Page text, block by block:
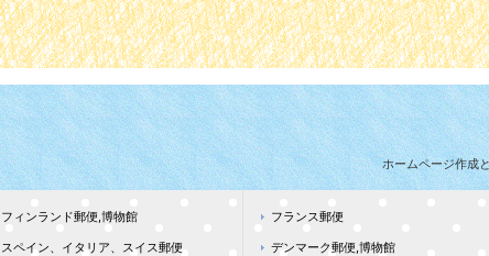
ホームページ作成
フィンランド郵便,博物館
スペイン、イタリア、スイス郵便
フランス郵便
デンマーク郵便,博物館